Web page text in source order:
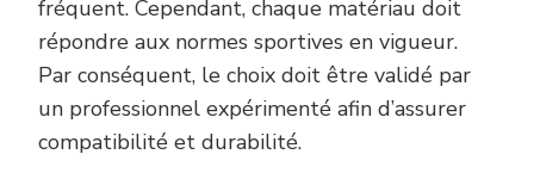
fréquent. Cependant, chaque matériau doit
répondre aux normes sportives en vigueur.
Par conséquent, le choix doit être validé par
un professionnel expérimenté afin d’assurer
compatibilité et durabilité.